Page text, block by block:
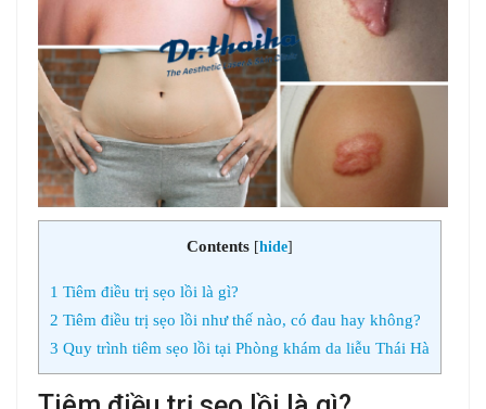
Contents [hide]
1 Tiêm điều trị sẹo lồi là gì?
2 Tiêm điều trị sẹo lồi như thế nào, có đau hay không?
3 Quy trình tiêm sẹo lồi tại Phòng khám da liễu Thái Hà